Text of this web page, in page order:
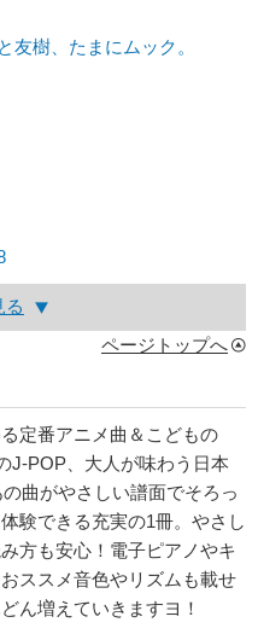
友樹、たまにムック。
る
ページトップへ
定番アニメ曲＆こどもの
J-POP、大人が味わう日本
曲がやさしい譜面でそろっ
験できる充実の1冊。やさし
方も安心！電子ピアノやキ
ススメ音色やリズムも載せ
ん増えていきますヨ！